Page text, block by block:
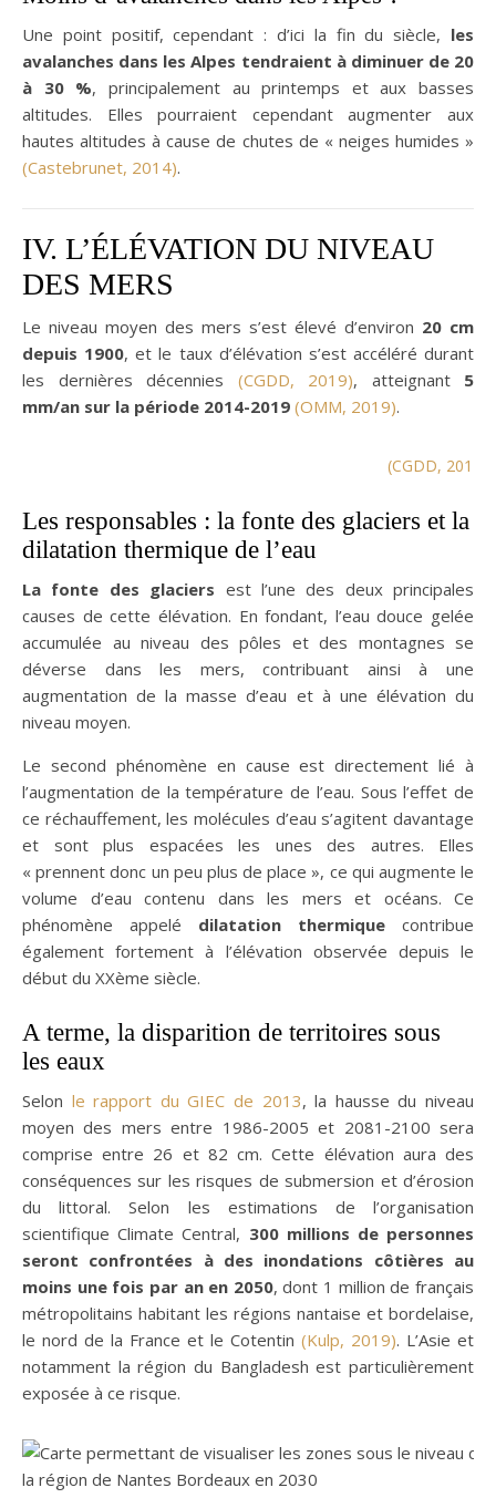
Une point positif, cependant : d’ici la fin du siècle, les
avalanches dans les Alpes tendraient à diminuer de 20
à 30 %, principalement au printemps et aux basses
altitudes. Elles pourraient cependant augmenter aux
hautes altitudes à cause de chutes de « neiges humides »
(Castebrunet, 2014).
IV. L’ÉLÉVATION DU NIVEAU
DES MERS
Le niveau moyen des mers s’est élevé d’environ 20 cm
depuis 1900, et le taux d’élévation s’est accéléré durant
les dernières décennies (CGDD, 2019), atteignant 5
mm/an sur la période 2014-2019 (OMM, 2019).
(CGDD, 2017)
Les responsables : la fonte des glaciers et la
dilatation thermique de l’eau
La fonte des glaciers est l’une des deux principales
causes de cette élévation. En fondant, l’eau douce gelée
accumulée au niveau des pôles et des montagnes se
déverse dans les mers, contribuant ainsi à une
augmentation de la masse d’eau et à une élévation du
niveau moyen.
Le second phénomène en cause est directement lié à
l’augmentation de la température de l’eau. Sous l’effet de
ce réchauffement, les molécules d’eau s’agitent davantage
et sont plus espacées les unes des autres. Elles
« prennent donc un peu plus de place », ce qui augmente le
volume d’eau contenu dans les mers et océans. Ce
phénomène appelé dilatation thermique contribue
également fortement à l’élévation observée depuis le
début du XXème siècle.
A terme, la disparition de territoires sous
les eaux
Selon le rapport du GIEC de 2013, la hausse du niveau
moyen des mers entre 1986-2005 et 2081-2100 sera
comprise entre 26 et 82 cm. Cette élévation aura des
conséquences sur les risques de submersion et d’érosion
du littoral. Selon les estimations de l’organisation
scientifique Climate Central, 300 millions de personnes
seront confrontées à des inondations côtières au
moins une fois par an en 2050, dont 1 million de français
métropolitains habitant les régions nantaise et bordelaise,
le nord de la France et le Cotentin (Kulp, 2019). L’Asie et
notamment la région du Bangladesh est particulièrement
exposée à ce risque.